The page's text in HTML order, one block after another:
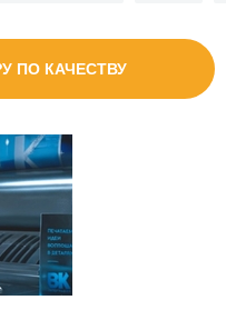
ПО КАЧЕСТВУ